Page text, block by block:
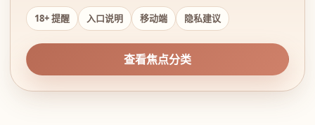
18+ 提醒 入口说明 移动端 隐私建议
查看焦点分类